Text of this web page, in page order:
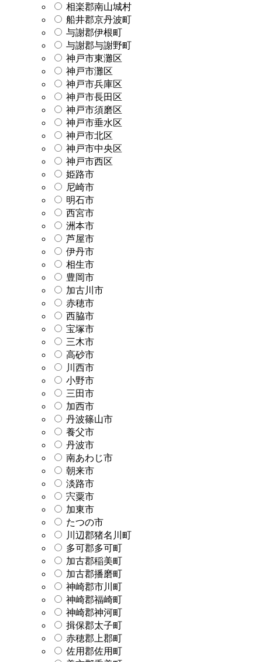
相楽郡南山城村
船井郡京丹波町
与謝郡伊根町
与謝郡与謝野町
神戸市東灘区
神戸市灘区
神戸市兵庫区
神戸市長田区
神戸市須磨区
神戸市垂水区
神戸市北区
神戸市中央区
神戸市西区
姫路市
尼崎市
明石市
西宮市
洲本市
芦屋市
伊丹市
相生市
豊岡市
加古川市
赤穂市
西脇市
宝塚市
三木市
高砂市
川西市
小野市
三田市
加西市
丹波篠山市
養父市
丹波市
南あわじ市
朝来市
淡路市
宍粟市
加東市
たつの市
川辺郡猪名川町
多可郡多可町
加古郡稲美町
加古郡播磨町
神崎郡市川町
神崎郡福崎町
神崎郡神河町
揖保郡太子町
赤穂郡上郡町
佐用郡佐用町